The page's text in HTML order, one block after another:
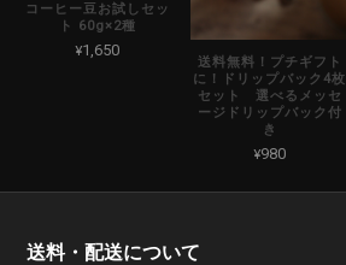
コーヒー豆お試しセッ
ト 60g×2種
¥1,650
送料無料！プチギフト
に！ドリップバック4枚
セット 選べるメッセ
ージドリップバック付
き
¥980
送料・配送について